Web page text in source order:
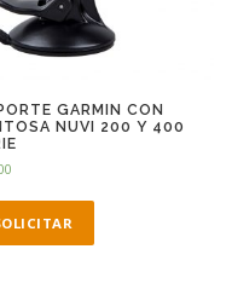
GARMIN CON
NUVI 200 Y 400